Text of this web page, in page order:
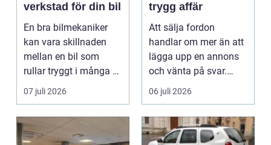
verkstad för din bil
En bra bilmekaniker
kan vara skillnaden
mellan en bil som
rullar tryggt i många år
och återkommande ...
07 juli 2026
trygg affär
Att sälja fordon
handlar om mer än att
lägga upp en annons
och vänta på svar.
Många vill få en bra
p...
06 juli 2026